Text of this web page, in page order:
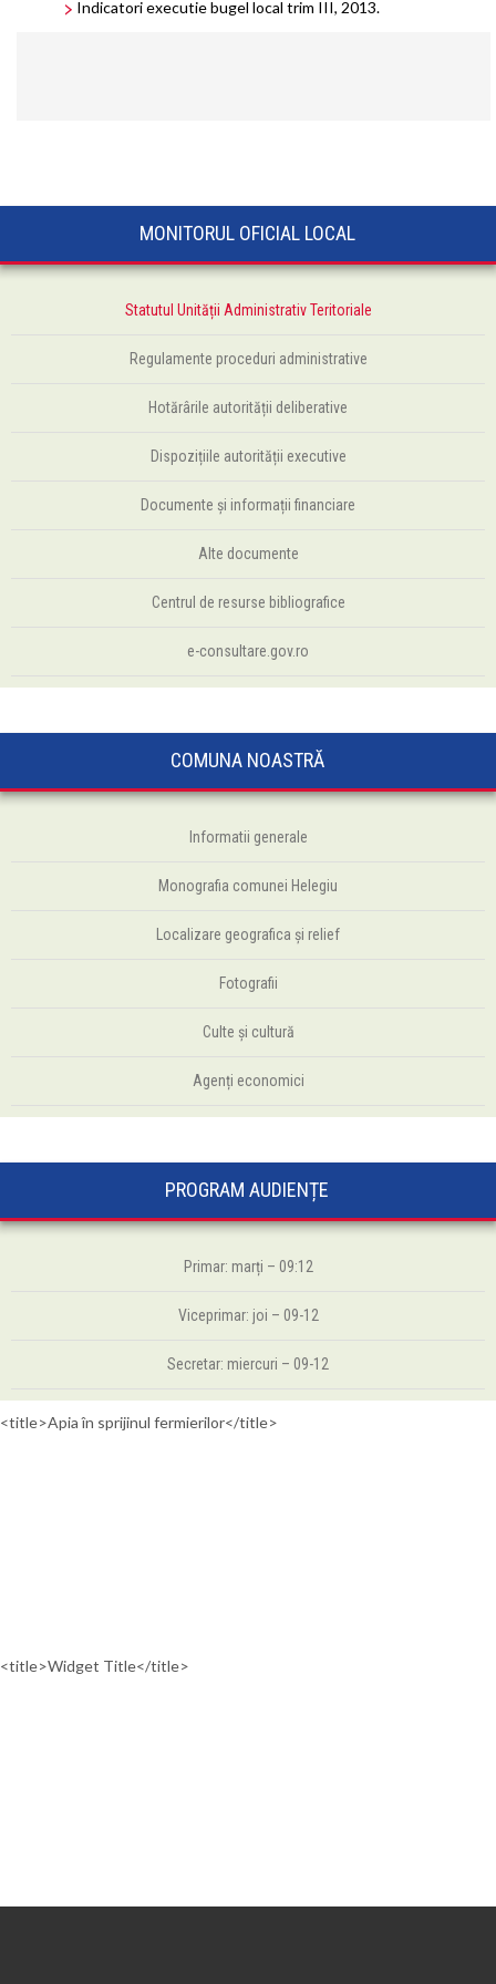
Indicatori executie bugel local trim III, 2013.
MONITORUL OFICIAL LOCAL
Statutul Unității Administrativ Teritoriale
Regulamente proceduri administrative
Hotărârile autorității deliberative
Dispozițiile autorității executive
Documente și informații financiare
Alte documente
Centrul de resurse bibliografice
e-consultare.gov.ro
COMUNA NOASTRĂ
Informatii generale
Monografia comunei Helegiu
Localizare geografica și relief
Fotografii
Culte şi cultură
Agenți economici
PROGRAM AUDIENȚE
Primar: marți – 09:12
Viceprimar: joi – 09-12
Secretar: miercuri – 09-12
<title>Apia în sprijinul fermierilor</title>
<title>Widget Title</title>